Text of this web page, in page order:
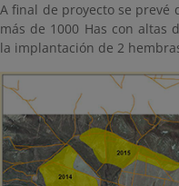
A final de proyecto se prevé
más de 1000 Has con altas
la implantación de 2